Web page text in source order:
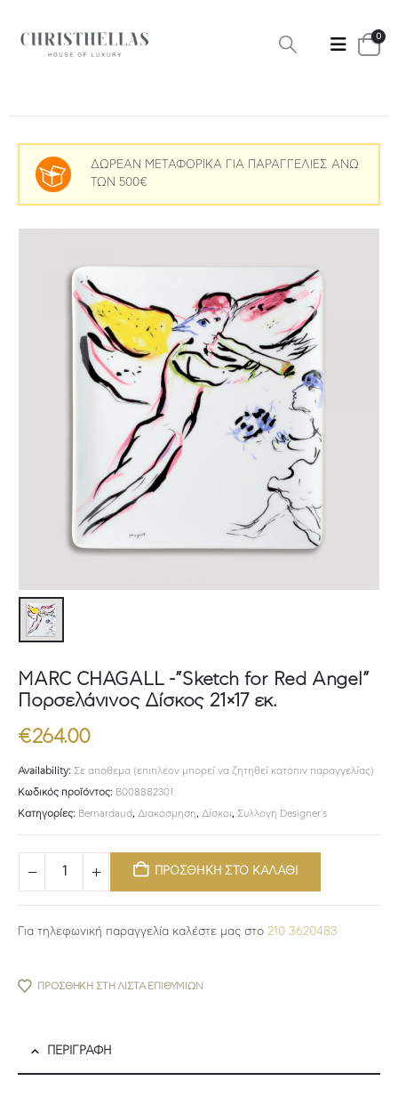
0
ΔΩΡΕΑΝ ΜΕΤΑΦΟΡΙΚΑ ΓΙΑ ΠΑΡΑΓΓΕΛΙΕΣ ΑΝΩ
ΤΩΝ 500€
MARC CHAGALL -”Sketch for Red Angel”
Πορσελάνινος Δίσκος 21×17 εκ.
€264.00
Availability: Σε απόθεμα (επιπλέον μπορεί να ζητηθεί κατόπιν παραγγελίας)
Κωδικός προϊόντος: B008882301
Κατηγορίες: Bernardaud, Διακόσμηση, Δίσκοι, Συλλογή Designer's
ΠΡΟΣΘΗΚΗ ΣΤΟ ΚΑΛΑΘΙ
Για τηλεφωνική παραγγελία καλέστε μας στο 210 3620483
ΠΡΟΣΘΉΚΗ ΣΤΗ ΛΊΣΤΑ ΕΠΙΘΥΜΙΏΝ
ΠΕΡΙΓΡΑΦΉ